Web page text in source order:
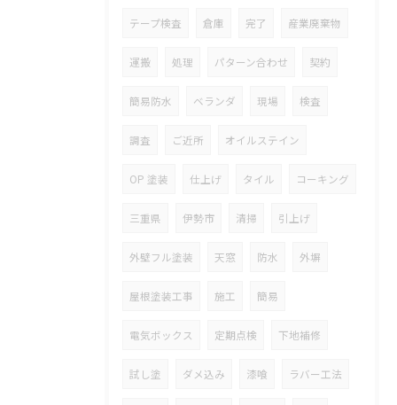
テープ検査 倉庫 完了 産業廃棄物
運搬 処理 パターン合わせ 契約
簡易防水 ベランダ 現場 検査
調査 ご近所 オイルステイン
OP 塗装 仕上げ タイル コーキング
三重県 伊勢市 清掃 引上げ
外壁フル塗装 天窓 防水 外塀
屋根塗装工事 施工 簡易
電気ボックス 定期点検 下地補修
試し塗 ダメ込み 漆喰 ラバー工法